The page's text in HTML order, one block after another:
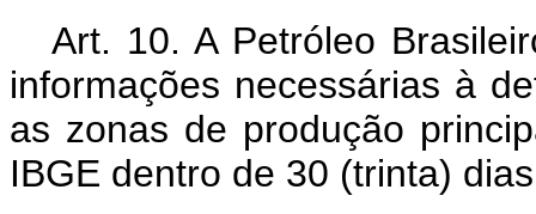
Art. 10. A Petróleo
informações necessárias à
as zonas de produção
IBGE dentro de 30 (trinta)